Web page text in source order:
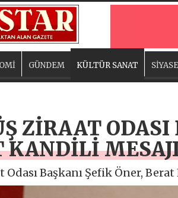
GÜNDEM KÜLTÜR SANAT
ZİRAAT
KANDİLİ
Odası Başkanı Şefik Öner,